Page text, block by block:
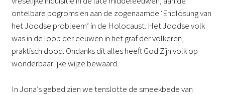
ontelbare pogroms en aan de zogenaamde ‘Endlösung van
het Joodse probleem’ in de Holocaust. Het Joodse volk
was in de loop der eeuwen in het graf der volkeren,
praktisch dood. Ondanks dit alles heeft God Zijn volk op
wonderbaarlijke wijze bewaard.
In Jona’s gebed zien we tenslotte de smeekbede van